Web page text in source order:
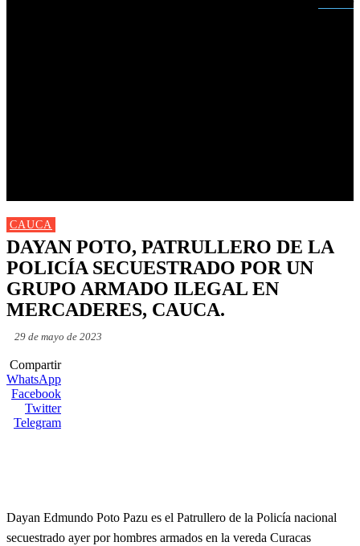
CAUCA
DAYAN POTO, PATRULLERO DE LA
POLICÍA SECUESTRADO POR UN
GRUPO ARMADO ILEGAL EN
MERCADERES, CAUCA.
29 de mayo de 2023
Compartir
WhatsApp
Facebook
Twitter
Telegram
Dayan Edmundo Poto Pazu es el Patrullero de la Policía nacional
secuestrado ayer por hombres armados en la vereda Curacas